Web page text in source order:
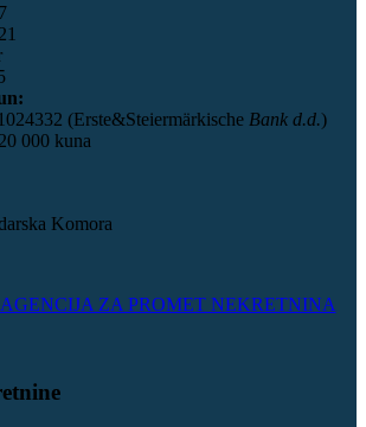
(Erste&Steiermärkische Bank d.d.)
20 000 kuna
ZA PROMET NEKRETNINA